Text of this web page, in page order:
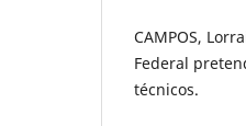
CAMPOS,
Federal
técnicos.